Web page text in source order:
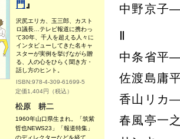
門 』
沢尻エリカ、玉三郎、カスト
ロ議長…テレビ報道に携わっ
て30年、千人を超える人々に
インタビューしてきた名キャ
スターが実例を挙げながら贈
る、人の心をひらく聞き方・
話し方のヒント。
ISBN:978-4-309-61699-5
定価1,404円（税込）
松原 耕二
1960年山口県生まれ。「筑紫
哲也NEWS23」「報道特集」
のディレクターなどを経て、
中野京子
中条省平
佐渡島庸
香山リカ
春風亭一